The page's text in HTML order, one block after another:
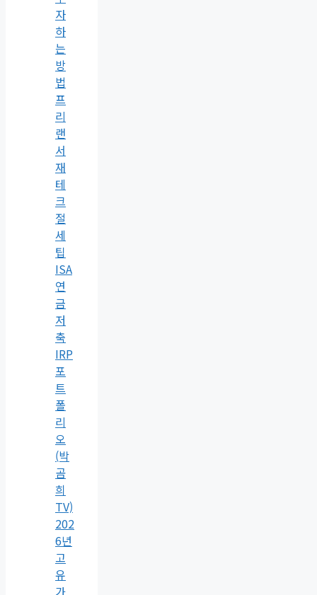
자
하
는
방
법
프
리
랜
서
재
테
크
절
세
팁
ISA
연
금
저
축
IRP
포
트
폴
리
오
(박
곰
희
TV)
202
6년
고
유
가